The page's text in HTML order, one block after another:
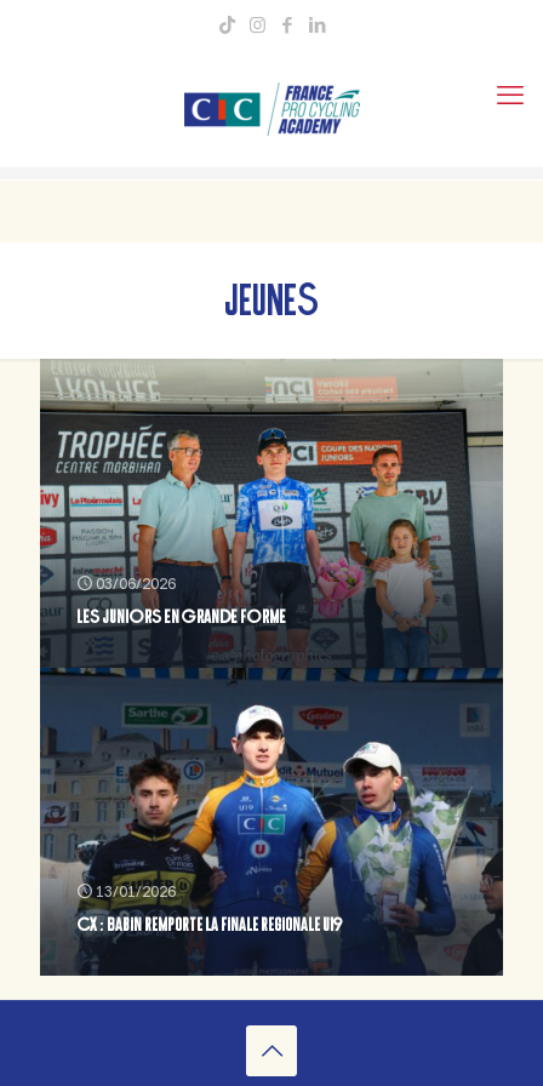
JEUNES
03/06/2026
LES JUNIORS EN GRANDE FORME
13/01/2026
CX : Babin remporte la finale regionale U19